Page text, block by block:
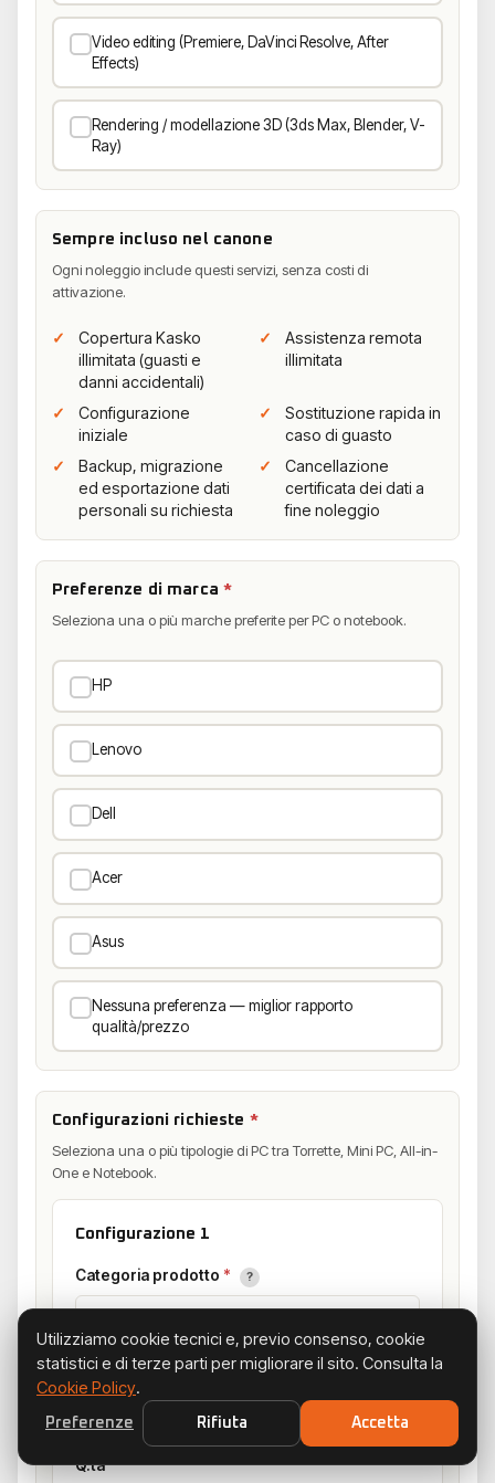
Video editing (Premiere, DaVinci Resolve, After
Effects)
Rendering / modellazione 3D (3ds Max, Blender, V-
Ray)
Sempre incluso nel canone
Ogni noleggio include questi servizi, senza costi di
attivazione.
Copertura Kasko
illimitata (guasti e
danni accidentali)
Assistenza remota
illimitata
Configurazione
iniziale
Sostituzione rapida in
caso di guasto
Backup, migrazione
ed esportazione dati
personali su richiesta
Cancellazione
certificata dei dati a
fine noleggio
Preferenze di marca*
Seleziona una o più marche preferite per PC o notebook.
HP
Lenovo
Dell
Acer
Asus
Nessuna preferenza — miglior rapporto
qualità/prezzo
Configurazioni richieste *
Seleziona una o più tipologie di PC tra Torrette, Mini PC, All-in-
One e Notebook.
Configurazione 1
Categoria prodotto * ?
Modello*
Q.tà*
Utilizziamo cookie tecnici e, previo consenso, cookie
statistici e di terze parti per migliorare il sito. Consulta la
Cookie Policy.
Preferenze Rifiuta Accetta